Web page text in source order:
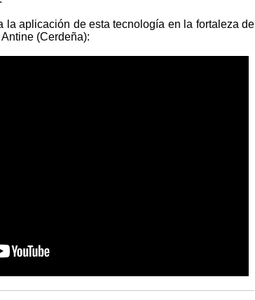
la aplicación de esta tecnología en la fortaleza de
(Cerdeña):